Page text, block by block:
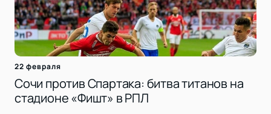
22 февраля
Сочи против Спартака: битва титанов на
стадионе «Фишт» в РПЛ